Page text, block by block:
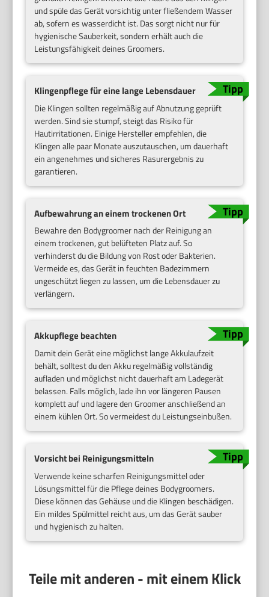
und spüle das Gerät vorsichtig unter fließendem Wasser
ab, sofern es wasserdicht ist. Das sorgt nicht nur für
hygienische Sauberkeit, sondern erhält auch die
Leistungsfähigkeit deines Groomers.
Klingenpflege für eine lange Lebensdauer
Die Klingen sollten regelmäßig auf Abnutzung geprüft
werden. Sind sie stumpf, steigt das Risiko für
Hautirritationen. Einige Hersteller empfehlen, die
Klingen alle paar Monate auszutauschen, um dauerhaft
ein angenehmes und sicheres Rasurergebnis zu
garantieren.
Aufbewahrung an einem trockenen Ort
Bewahre den Bodygroomer nach der Reinigung an
einem trockenen, gut belüfteten Platz auf. So
verhinderst du die Bildung von Rost oder Bakterien.
Vermeide es, das Gerät in feuchten Badezimmern
ungeschützt liegen zu lassen, um die Lebensdauer zu
verlängern.
Akkupflege beachten
Damit dein Gerät eine möglichst lange Akkulaufzeit
behält, solltest du den Akku regelmäßig vollständig
aufladen und möglichst nicht dauerhaft am Ladegerät
belassen. Falls möglich, lade ihn vor längeren Pausen
komplett auf und lagere den Groomer anschließend an
einem kühlen Ort. So vermeidest du Leistungseinbußen.
Vorsicht bei Reinigungsmitteln
Verwende keine scharfen Reinigungsmittel oder
Lösungsmittel für die Pflege deines Bodygroomers.
Diese können das Gehäuse und die Klingen beschädigen.
Ein mildes Spülmittel reicht aus, um das Gerät sauber
und hygienisch zu halten.